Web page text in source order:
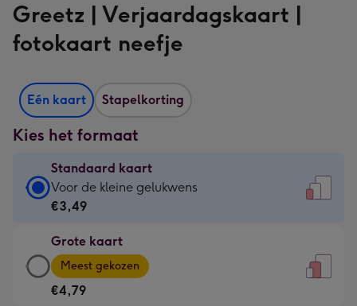
Greetz | Verjaardagskaart |
fotokaart neefje
Eén kaart Stapelkorting
Kies het formaat
Standaard kaart
Standaard
kaart
€3,49
-
Voor
Voor de kleine gelukwens
€3,49
Grote kaart
Grote
kaart
-
Meest gekozen
€4,79